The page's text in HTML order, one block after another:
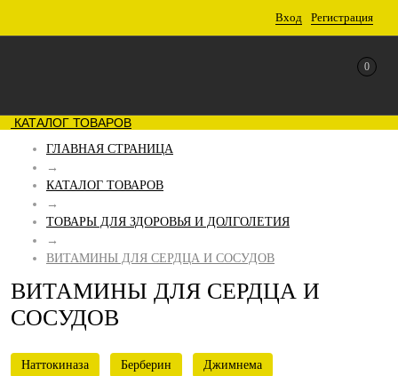
Вход Регистрация
0
КАТАЛОГ ТОВАРОВ
ГЛАВНАЯ СТРАНИЦА
→
КАТАЛОГ ТОВАРОВ
→
ТОВАРЫ ДЛЯ ЗДОРОВЬЯ И ДОЛГОЛЕТИЯ
→
ВИТАМИНЫ ДЛЯ СЕРДЦА И СОСУДОВ
ВИТАМИНЫ ДЛЯ СЕРДЦА И
СОСУДОВ
Наттокиназа Берберин Джимнема